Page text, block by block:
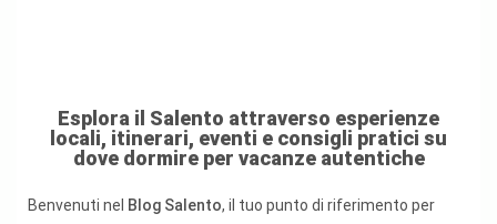
Esplora il Salento attraverso esperienze
locali, itinerari, eventi e consigli pratici su
dove dormire per vacanze autentiche
Benvenuti nel Blog Salento, il tuo punto di riferimento per